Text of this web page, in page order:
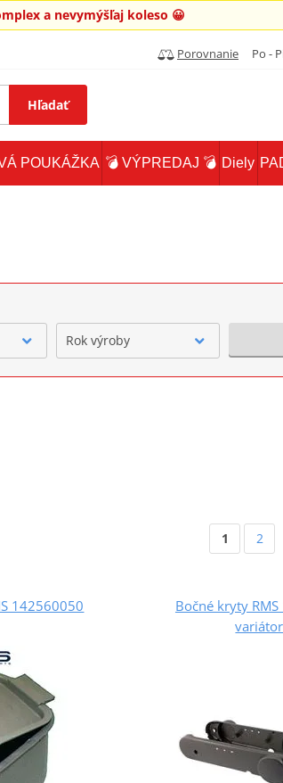
a nevymýšľaj koleso 😀
Porovnanie Po -
Hľadať
POUKÁŽKA 💣 VÝPREDAJ 💣 Diely
Rok výroby
1 2
142560050
Bočné kryty